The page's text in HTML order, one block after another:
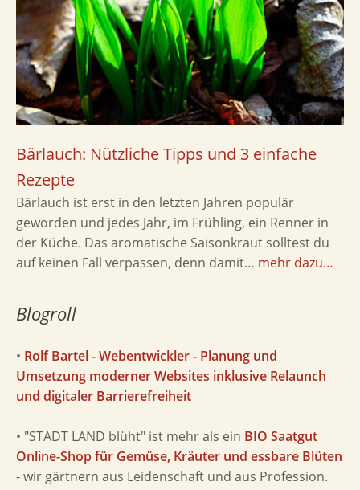
Bärlauch: Nützliche Tipps und 3 einfache
Rezepte
Bärlauch ist erst in den letzten Jahren populär
geworden und jedes Jahr, im Frühling, ein Renner in
der Küche. Das aromatische Saisonkraut solltest du
auf keinen Fall verpassen, denn damit… mehr dazu…
Blogroll
• Rolf Bartel - Webentwickler - Planung und
Umsetzung moderner Websites inklusive Relaunch
und digitaler Barrierefreiheit
• "STADT LAND blüht" ist mehr als ein BIO Saatgut
Online-Shop für Gemüse, Kräuter und essbare Blüten
- wir gärtnern aus Leidenschaft und aus Profession.